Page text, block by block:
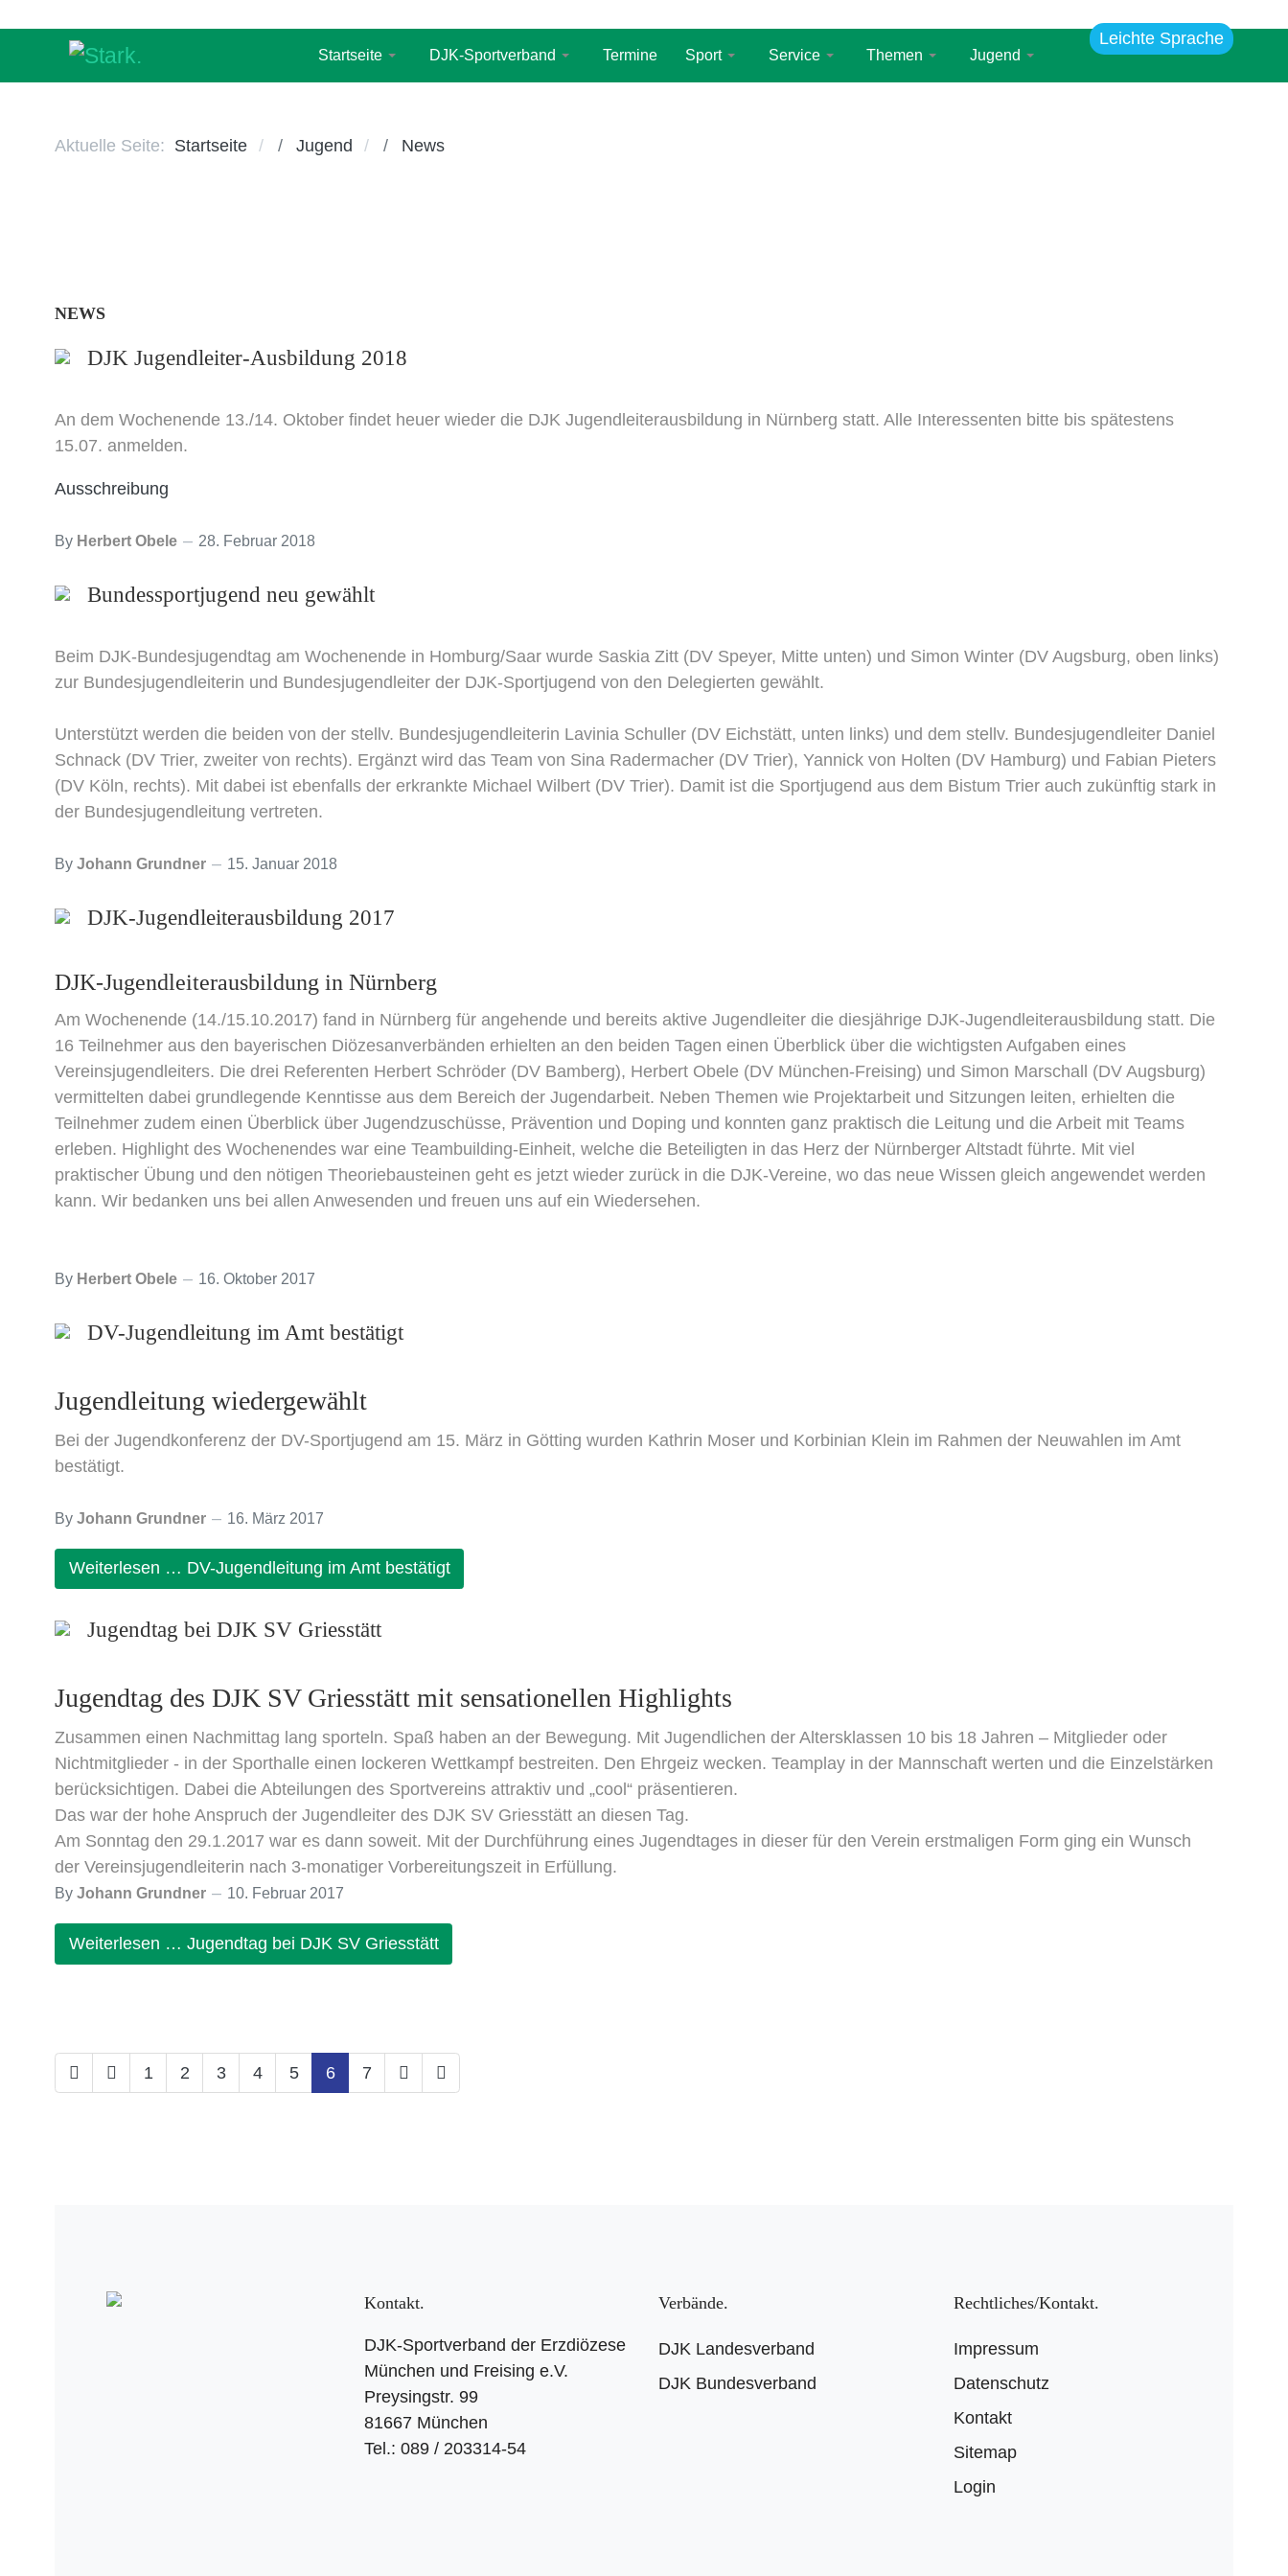
Leichte Sprache
Startseite DJK-Sportverband Termine Sport Service Themen Jugend
Aktuelle Seite: Startseite Jugend News
NEWS
DJK Jugendleiter-Ausbildung 2018
An dem Wochenende 13./14. Oktober findet heuer wieder die DJK Jugendleiterausbildung in Nürnberg statt. Alle Interessenten bitte bis spätestens
15.07. anmelden.
Ausschreibung
By Herbert Obele 28. Februar 2018
Bundessportjugend neu gewählt
Beim DJK-Bundesjugendtag am Wochenende in Homburg/Saar wurde Saskia Zitt (DV Speyer, Mitte unten) und Simon Winter (DV Augsburg, oben links)
zur Bundesjugendleiterin und Bundesjugendleiter der DJK-Sportjugend von den Delegierten gewählt.
Unterstützt werden die beiden von der stellv. Bundesjugendleiterin Lavinia Schuller (DV Eichstätt, unten links) und dem stellv. Bundesjugendleiter Daniel
Schnack (DV Trier, zweiter von rechts). Ergänzt wird das Team von Sina Radermacher (DV Trier), Yannick von Holten (DV Hamburg) und Fabian Pieters
(DV Köln, rechts). Mit dabei ist ebenfalls der erkrankte Michael Wilbert (DV Trier). Damit ist die Sportjugend aus dem Bistum Trier auch zukünftig stark in
der Bundesjugendleitung vertreten.
By Johann Grundner 15. Januar 2018
DJK-Jugendleiterausbildung 2017
DJK-Jugendleiterausbildung in Nürnberg
Am Wochenende (14./15.10.2017) fand in Nürnberg für angehende und bereits aktive Jugendleiter die diesjährige DJK-Jugendleiterausbildung statt. Die
16 Teilnehmer aus den bayerischen Diözesanverbänden erhielten an den beiden Tagen einen Überblick über die wichtigsten Aufgaben eines
Vereinsjugendleiters. Die drei Referenten Herbert Schröder (DV Bamberg), Herbert Obele (DV München-Freising) und Simon Marschall (DV Augsburg)
vermittelten dabei grundlegende Kenntisse aus dem Bereich der Jugendarbeit. Neben Themen wie Projektarbeit und Sitzungen leiten, erhielten die
Teilnehmer zudem einen Überblick über Jugendzuschüsse, Prävention und Doping und konnten ganz praktisch die Leitung und die Arbeit mit Teams
erleben. Highlight des Wochenendes war eine Teambuilding-Einheit, welche die Beteiligten in das Herz der Nürnberger Altstadt führte. Mit viel
praktischer Übung und den nötigen Theoriebausteinen geht es jetzt wieder zurück in die DJK-Vereine, wo das neue Wissen gleich angewendet werden
kann. Wir bedanken uns bei allen Anwesenden und freuen uns auf ein Wiedersehen.
By Herbert Obele 16. Oktober 2017
DV-Jugendleitung im Amt bestätigt
Jugendleitung wiedergewählt
Bei der Jugendkonferenz der DV-Sportjugend am 15. März in Götting wurden Kathrin Moser und Korbinian Klein im Rahmen der Neuwahlen im Amt
bestätigt.
By Johann Grundner 16. März 2017
Weiterlesen … DV-Jugendleitung im Amt bestätigt
Jugendtag bei DJK SV Griesstätt
Jugendtag des DJK SV Griesstätt mit sensationellen Highlights
Zusammen einen Nachmittag lang sporteln. Spaß haben an der Bewegung. Mit Jugendlichen der Altersklassen 10 bis 18 Jahren – Mitglieder oder
Nichtmitglieder - in der Sporthalle einen lockeren Wettkampf bestreiten. Den Ehrgeiz wecken. Teamplay in der Mannschaft werten und die Einzelstärken
berücksichtigen. Dabei die Abteilungen des Sportvereins attraktiv und „cool“ präsentieren.
Das war der hohe Anspruch der Jugendleiter des DJK SV Griesstätt an diesen Tag.
Am Sonntag den 29.1.2017 war es dann soweit. Mit der Durchführung eines Jugendtages in dieser für den Verein erstmaligen Form ging ein Wunsch
der Vereinsjugendleiterin nach 3-monatiger Vorbereitungszeit in Erfüllung.
By Johann Grundner 10. Februar 2017
Weiterlesen … Jugendtag bei DJK SV Griesstätt
1 2 3 4 5 6 7
Kontakt
DJK-Sportverband der Erzdiözese
München und Freising e.V.
Preysingstr. 99
81667 München
Tel.: 089 / 203314-54
Verbände
DJK Landesverband
DJK Bundesverband
Rechtliches/Kontakt
Impressum
Datenschutz
Kontakt
Sitemap
Login